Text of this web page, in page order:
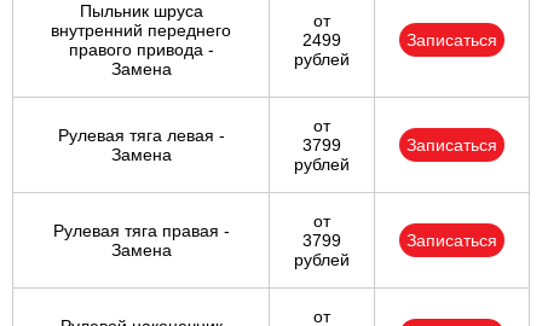
Пыльник шруса
внутренний переднего
правого привода -
Замена
от
2499
рублей
Записаться
Рулевая тяга левая -
Замена
от
3799
рублей
Записаться
Рулевая тяга правая -
Замена
от
3799
рублей
Записаться
от